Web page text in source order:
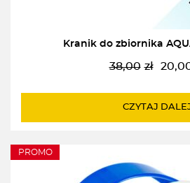
Kranik do zbiornika
38,00 zł
CZYTAJ
PROMO